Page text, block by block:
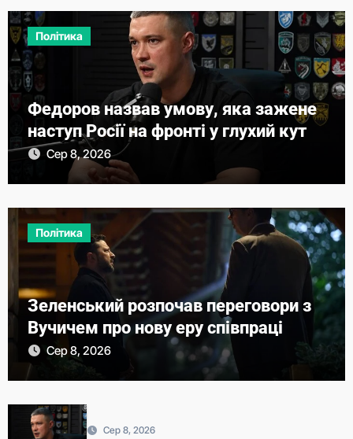
Політика
Федоров назвав умову, яка зажене
наступ Росії на фронті у глухий кут
Сер 8, 2026
Політика
Зеленський розпочав переговори з
Вучичем про нову еру співпраці
Сер 8, 2026
Сер 8, 2026